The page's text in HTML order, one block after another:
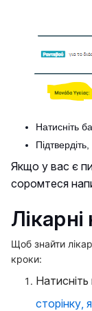
Натисніть
Якщо у вас є
соромтеся
Щоб знайти
кроки:
Натисніть
сторінку,